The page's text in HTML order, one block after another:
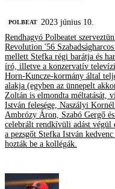
‎POLBEAT
2023 június 10.
Rendhagyó Polbeatet
Revolution '56
mellett Stefka régi barátja és
író, illetve a konzervatív
Horn-Kuncze-kormány által
alakja (egyben az ünnepelt
Zoltán is elmondta méltatását,
István felesége, Naszályi
Ambrózy Áron, Szabó Gergő
celebrált rendkívüli adást végül
a pezsgőt Stefka István
hozták be a kollégák.